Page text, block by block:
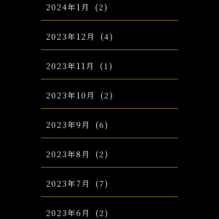
2024年1月 (2)
2023年12月 (4)
2023年11月 (1)
2023年10月 (2)
2023年9月 (6)
2023年8月 (2)
2023年7月 (7)
2023年6月 (2)